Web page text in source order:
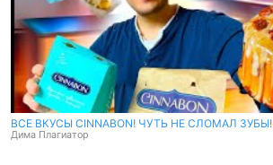
ВСЕ ВКУСЫ CINNABON! ЧУТЬ НЕ СЛОМАЛ ЗУБЫ!
Дима Плагиатор